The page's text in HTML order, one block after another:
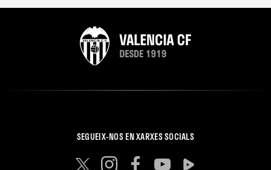
SEGUEIX-NOS EN XARXES SOCIALS